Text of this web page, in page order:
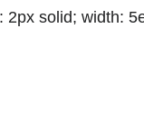
2px solid; width: